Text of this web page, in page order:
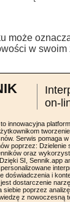
może
w swoim
on-
innowacyjna
Serwis pomaga
poprzez: Dzielenie
oraz
SI, Sennik.app
doświadczenia i
dostarczenie
siebie poprzez
z nowoczesną